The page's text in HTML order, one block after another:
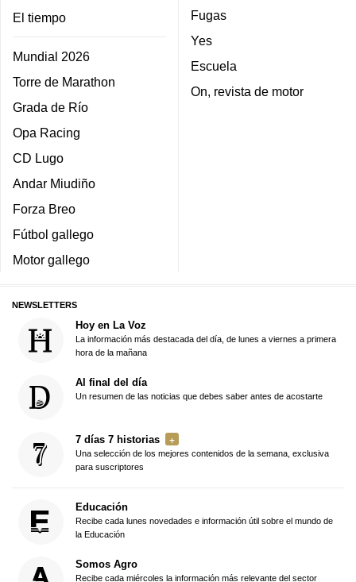
El tiempo
Mundial 2026
Torre de Marathon
Grada de Río
Opa Racing
CD Lugo
Andar Miudiño
Forza Breo
Fútbol gallego
Motor gallego
Fugas
Yes
Escuela
On, revista de motor
NEWSLETTERS
Hoy en La Voz
La información más destacada del día, de lunes a viernes a primera
hora de la mañana
Al final del día
Un resumen de las noticias que debes saber antes de acostarte
7 días 7 historias
Una selección de los mejores contenidos de la semana, exclusiva
para suscriptores
Educación
Recibe cada lunes novedades e información útil sobre el mundo de
la Educación
Somos Agro
Recibe cada miércoles la información más relevante del sector